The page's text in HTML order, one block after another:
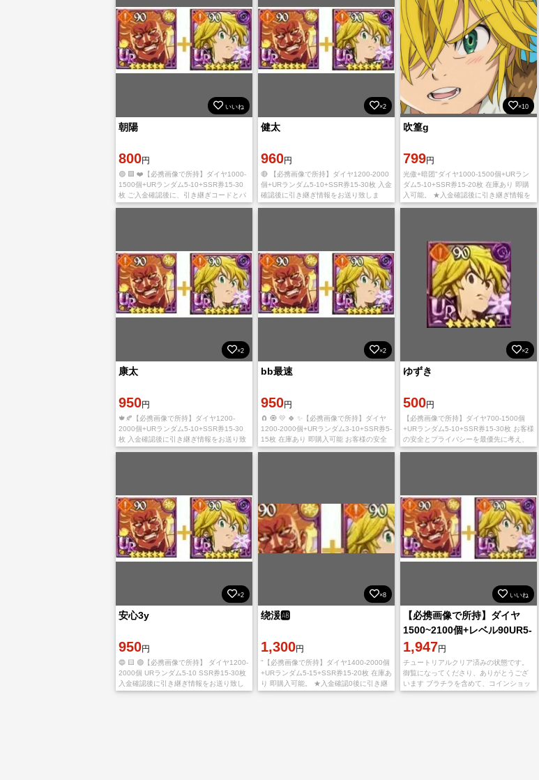
いいね
朝陽
800円
🟣 🟪 ❤️【必携画像で所持】ダイヤ1000-
1500個+URランダム5-10+SSR券15-30
枚 ご入金確認後に、引き継ぎコードとパ
スワード を発送致します ご利用、心より
×2
健太
960円
🔴 【必携画像で所持】ダイヤ1200-2000
個+URランダム5-10+SSR券15-30枚 入金
確認後に引き継ぎ情報をお送り致しま
す。 ご利用、心よりお待ちしておりま
×10
吹篁g
799円
光傲+暗团"ダイヤ1000-1500個+URラン
ダム5-10+SSR券15-20枚 在庫あり 即購
入可能。 ★入金確認後に引き継ぎ情報を
お送り致します-
×2
康太
950円
🍁🍂【必携画像で所持】ダイヤ1200-
2000個+URランダム5-10+SSR券15-30
枚 入金確認後に引き継ぎ情報をお送り致
します。 ご利用、心よりお待ちしており
×2
bb最速
950円
🧲 🧿 💛 🍀 ✨【必携画像で所持】ダイヤ
1200-2000個+URランダム3-10+SSR券5-
15枚 在庫あり 即購入可能 お客様の安全
とプライバシーを最優先に考え、厳重な
×2
ゆずき
500円
【必携画像で所持】ダイヤ700-1500個
+URランダム5-10+SSR券15-30枚 お客様
の安全とプライバシーを最優先に考え、
厳重なセキュリティ対策を実施します。
×2
安心3y
950円
🔵 🟨 🟣【必携画像で所持】 ダイヤ1200-
2000個 URランダム5-10 SSR券15-30枚
入金確認後に引き継ぎ情報をお送り致し
ます。 ご利用、心よりお待ちしておりま
×8
绕湲🆎
1,300円
"【必携画像で所持】ダイヤ1400-2000個
+URランダム5-15+SSR券15-20枚 在庫あ
り 即購入可能。 ★入金確認0後に引き継
ぎ情報をお送り致します。
いいね
【必携画像で所持】ダイヤ
1500~2100個+レベル90UR5-
15体+SSR券15-30枚
1,947円
チュートリアルクリア済みの状態です。
御覧になってくださり、ありがとうござ
います ブラチラを含めて、コインショッ
プで交換できるキャラもいます。 初期